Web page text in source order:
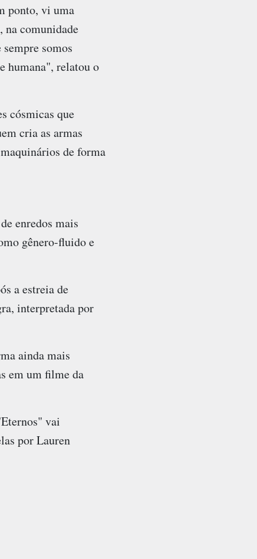
ponto, vi uma
na comunidade
somos
humana", relatou o
cósmicas que
cria as armas
de forma
enredos mais
gênero-fluido e
a estreia de
interpretada por
ainda mais
em um filme da
vai
por Lauren